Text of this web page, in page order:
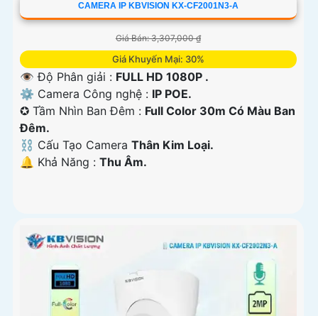
CAMERA IP KBVISION KX-CF2001N3-A
Giá Bán: 3,307,000 ₫
Giá Khuyến Mại: 30%
👁 Độ Phân giải : FULL HD 1080P .
⚙ Camera Công nghệ : IP POE.
✪ Tầm Nhìn Ban Đêm : Full Color 30m Có Màu Ban
Đêm.
⛓ Cấu Tạo Camera Thân Kim Loại.
️🔔 Khả Năng : Thu Âm.